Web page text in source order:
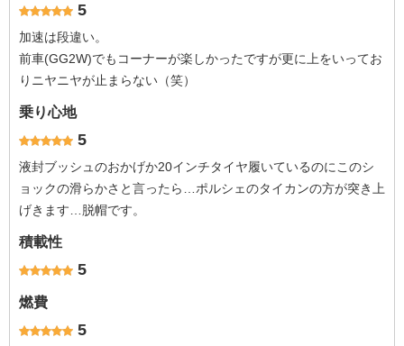
5
加速は段違い。
前車(GG2W)でもコーナーが楽しかったですが更に上をいってお
りニヤニヤが止まらない（笑）
乗り心地
5
液封ブッシュのおかげか20インチタイヤ履いているのにこのシ
ョックの滑らかさと言ったら…ポルシェのタイカンの方が突き上
げきます…脱帽です。
積載性
5
燃費
5